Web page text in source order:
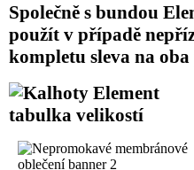
Společně s bundou
použít v případě
kompletu sleva na